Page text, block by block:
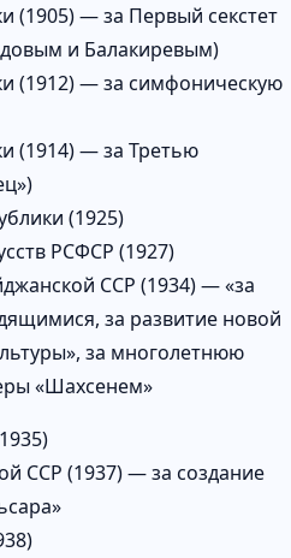
(1905) — за Первый секстет
и Балакиревым)
(1912) — за симфоническую
(1914) — за Третью
(1925)
РСФСР (1927)
ССР (1934) — «за
за развитие новой
за многолетнюю
«Шахсенем»
ССР (1937) — за создание